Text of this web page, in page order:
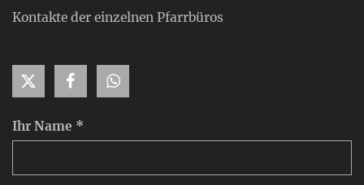
Ihr Name *
Kontakte der einzelnen Pfarrbüros